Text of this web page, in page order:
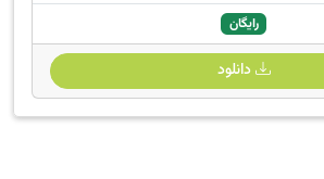
رایگان
دانلود